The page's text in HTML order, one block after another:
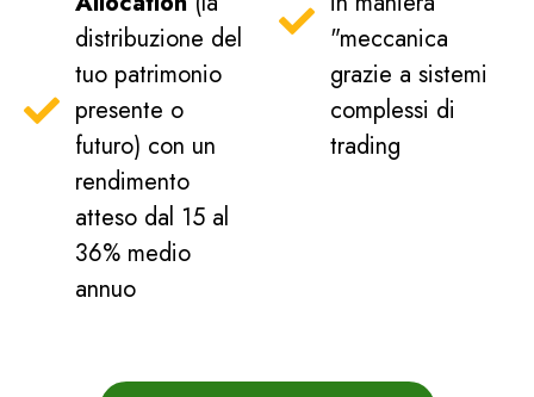
distribuzione del
tuo patrimonio
presente o
futuro) con un
rendimento
atteso dal 15 al
36% medio
annuo
"meccanica
grazie a sistemi
complessi di
trading